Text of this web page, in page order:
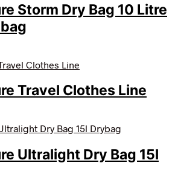
Storm Dry Bag 10 Litre
Travel Clothes Line
Ultralight Dry Bag 15l